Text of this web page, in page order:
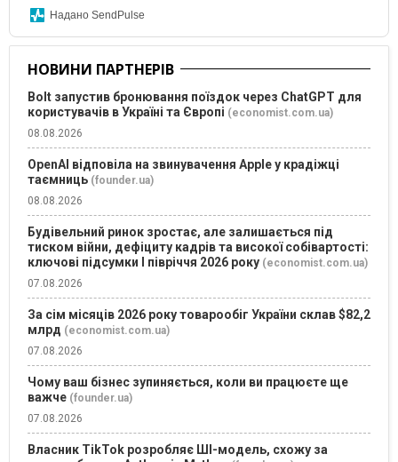
Надано SendPulse
НОВИНИ ПАРТНЕРІВ
Bolt запустив бронювання поїздок через ChatGPT для
користувачів в Україні та Європі (economist.com.ua)
08.08.2026
OpenAI відповіла на звинувачення Apple у крадіжці
таємниць (founder.ua)
08.08.2026
Будівельний ринок зростає, але залишається під
тиском війни, дефіциту кадрів та високої собівартості:
ключові підсумки І півріччя 2026 року (economist.com.ua)
07.08.2026
За сім місяців 2026 року товарообіг України склав $82,2
млрд (economist.com.ua)
07.08.2026
Чому ваш бізнес зупиняється, коли ви працюєте ще
важче (founder.ua)
07.08.2026
Власник TikTok розробляє ШІ-модель, схожу за